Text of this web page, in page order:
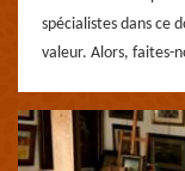
spécialistes dans ce
valeur. Alors, faites-